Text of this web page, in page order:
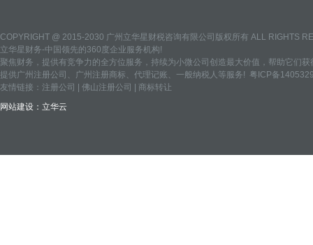
COPYRIGHT @ 2015-2030 广州立华星财税咨询有限公司版权所有 ALL RIGHTS
立华星财务-中国领先的360度企业服务机构!
聚焦财务，提供有竞争力的全方位服务，持续为小微公司创造最大价值，帮助它们获
提供广州注册公司 广州注册商标 代理记账 一般纳税人 等服务! 粤ICP备
友情链接： 注册公司 佛山注册公司
商标转让
网站建设： 立华云